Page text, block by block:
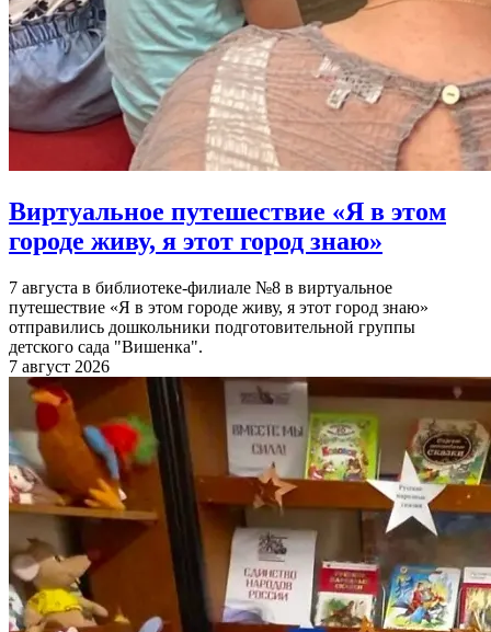
Виртуальное путешествие «Я в этом
городе живу, я этот город знаю»
7 августа в библиотеке-филиале №8 в виртуальное
путешествие «Я в этом городе живу, я этот город знаю»
отправились дошкольники подготовительной группы
детского сада "Вишенка".
7 август 2026